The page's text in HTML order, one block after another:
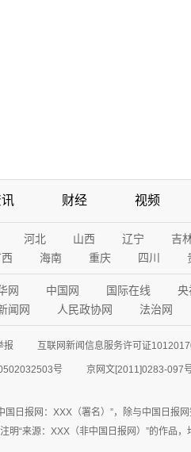
财经 视频
河北 山西 辽宁 吉
海南 重庆 四川
网 中国网 国际在线 央
闻网 人民政协网 法治网
报 互联网新闻信息服务许可证
号 京网文[2011]0283-097
国日报网：XXX（署名）”，除与中国日
明“来源：XXX（非中国日报网）”的作品